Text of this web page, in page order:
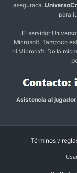
asegurada.
para
El servidor
Microsoft. Tampoco
ni Microsoft. De la
Asistencia al jugador
Términos y